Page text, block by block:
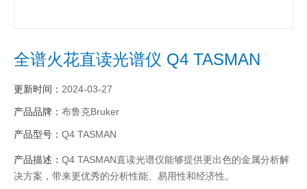
全谱火花直读光谱仪 Q4 TASMAN
更新时间： 2024-03-27
产品品牌： 布鲁克Bruker
产品型号： Q4 TASMAN
产品描述： Q4 TASMAN直读光谱仪能够提供更出色的金属分析解
决方案，带来更优秀的分析性能、易用性和经济性。